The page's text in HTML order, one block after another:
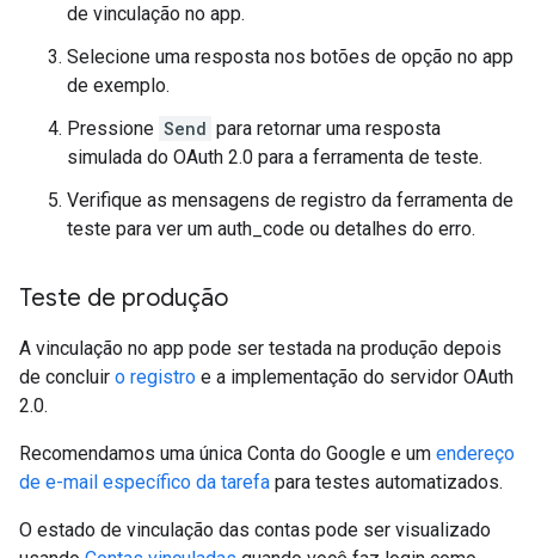
de vinculação no app.
Selecione uma resposta nos botões de opção no app
de exemplo.
Pressione Send para retornar uma resposta
simulada do OAuth 2.0 para a ferramenta de teste.
Verifique as mensagens de registro da ferramenta de
teste para ver um auth_code ou detalhes do erro.
Teste de produção
A vinculação no app pode ser testada na produção depois
de concluir o registro e a implementação do servidor OAuth
2.0.
Recomendamos uma única Conta do Google e um endereço
de e-mail específico da tarefa para testes automatizados.
O estado de vinculação das contas pode ser visualizado